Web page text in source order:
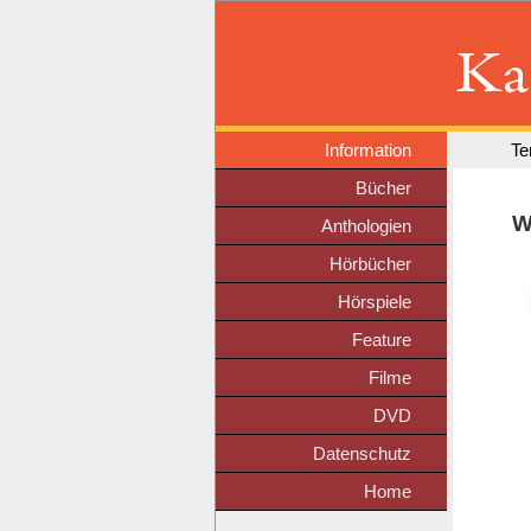
Information
Bücher
Anthologien
Hörbücher
Hörspiele
Feature
Filme
DVD
Datenschutz
Home